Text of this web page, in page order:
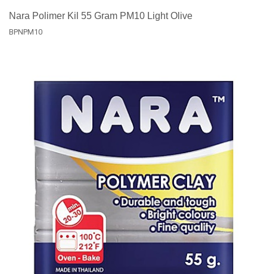
Nara Polimer Kil 55 Gram PM10 Light Olive
BPNPM10